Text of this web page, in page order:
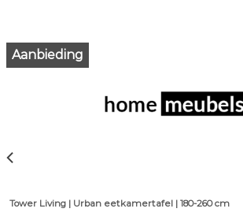
Aanbieding
Tower Living | Urban eetkamertafel | 180-260 cm